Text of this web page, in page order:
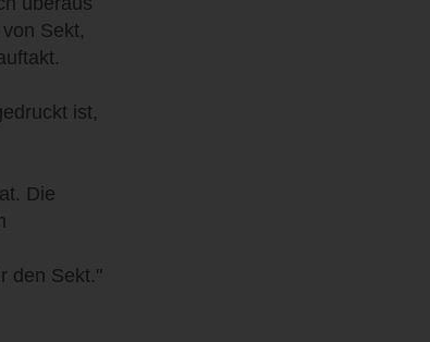
Sekt,
ist,
Die
den Sekt."